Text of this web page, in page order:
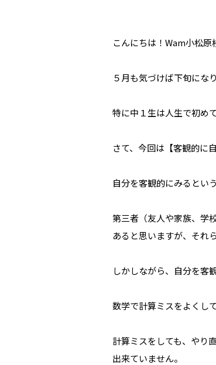
こんにちは！Wam小松原
５月も気づけば下旬にな
特に中１生は人生で初め
さて、今回は【客観的に
自分を客観的にみるとい
第三者（友人や家族、学
あると思いますが、それ
しかしながら、自分を客
数学で計算ミスをよくし
計算ミスをしても、やり
出来ていません。